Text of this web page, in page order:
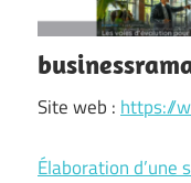
Site web : https://
Élaboration d’une